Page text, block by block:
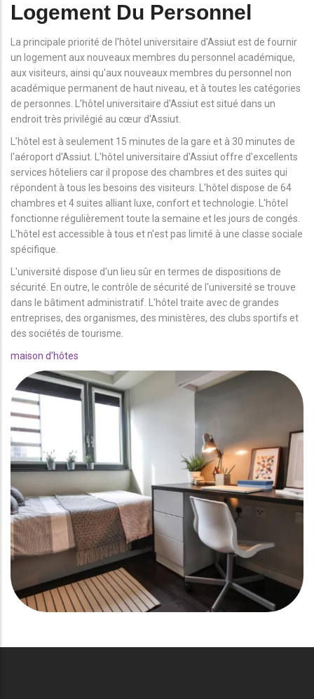
Logement Du Personnel
La principale priorité de l'hôtel universitaire d'Assiut est de fournir
un logement aux nouveaux membres du personnel académique,
aux visiteurs, ainsi qu'aux nouveaux membres du personnel non
académique permanent de haut niveau, et à toutes les catégories
de personnes. L'hôtel universitaire d'Assiut est situé dans un
endroit très privilégié au cœur d'Assiut.
L’hôtel est à seulement 15 minutes de la gare et à 30 minutes de
l'aéroport d'Assiut. L'hôtel universitaire d'Assiut offre d'excellents
services hôteliers car il propose des chambres et des suites qui
répondent à tous les besoins des visiteurs. L'hôtel dispose de 64
chambres et 4 suites alliant luxe, confort et technologie. L'hôtel
fonctionne régulièrement toute la semaine et les jours de congés.
L'hôtel est accessible à tous et n'est pas limité à une classe sociale
spécifique.
L'université dispose d'un lieu sûr en termes de dispositions de
sécurité. En outre, le contrôle de sécurité de l'université se trouve
dans le bâtiment administratif. L'hôtel traite avec de grandes
entreprises, des organismes, des ministères, des clubs sportifs et
des sociétés de tourisme.
maison d'hôtes